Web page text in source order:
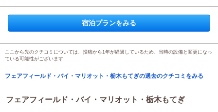
館内にレストランやお風呂を設けずに、地域の飲食店様などを
ご利用して頂くことで、地元の魅力を発見して頂きながら
地域に貢献することをコンセプトとしてございます。
参りますので、どうぞ宜しくお願い申し上げます。
お忙しい中、アンケートにご協力いただき、ありがとうござい
またのお越しをスタッフ一同お待ち申し上げております。
宿泊時期： 2026年03月宿泊 (夫婦旅行)
投稿者： HKさん(女性/50代)
＜1泊限定・最大20％OFF＞道の駅の日キャンペーンプラン
宿泊価格帯： 6,001～7,000円(大人一人あたり/税込)
HK 様
マリオット･栃木もてぎをご利用頂き、誠にありがとうございま
宿泊プランをみる
ここから先のクチコミについては、投稿から1年が経過しているため、当時の設備と変更になっ
ている可能性がございます
フェアフィールド・バイ・マリオット・栃木もてぎの過去のクチコミをみる
フェアフィールド・バイ・マリオット・栃木もてぎ